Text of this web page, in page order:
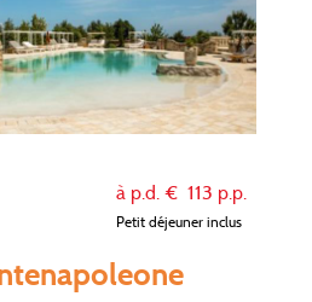
à p.d. € 113 p.p.
Petit déjeuner inclus